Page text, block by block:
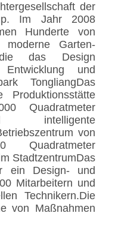
der
Im Jahr 2008
Hunderte von
Garten-
das Design
Entwicklung und
TongliangDas
Produktionsstätte
Quadratmeter
intelligente
von
Quadratmeter
StadtzentrumDas
ein Design- und
Mitarbeitern und
Technikern.Die
von Maßnahmen